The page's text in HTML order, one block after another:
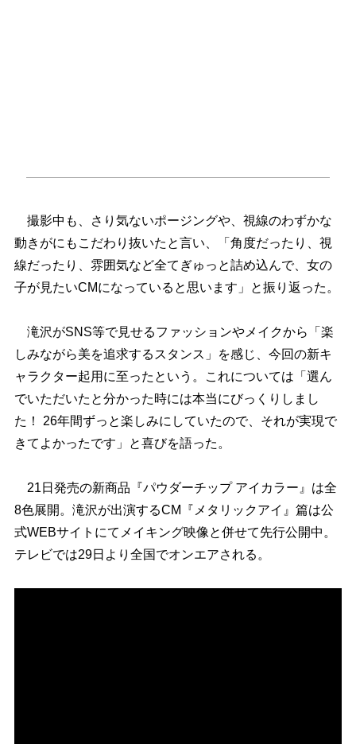
撮影中も、さり気ないポージングや、視線のわずかな
動きがにもこだわり抜いたと言い、「角度だったり、視
線だったり、雰囲気など全てぎゅっと詰め込んで、女の
子が見たいCMになっていると思います」と振り返った。
滝沢がSNS等で見せるファッションやメイクから「楽
しみながら美を追求するスタンス」を感じ、今回の新キ
ャラクター起用に至ったという。これについては「選ん
でいただいたと分かった時には本当にびっくりしまし
た！ 26年間ずっと楽しみにしていたので、それが実現で
きてよかったです」と喜びを語った。
21日発売の新商品『パウダーチップ アイカラー』は全
8色展開。滝沢が出演するCM『メタリックアイ』篇は公
式WEBサイトにてメイキング映像と併せて先行公開中。
テレビでは29日より全国でオンエアされる。